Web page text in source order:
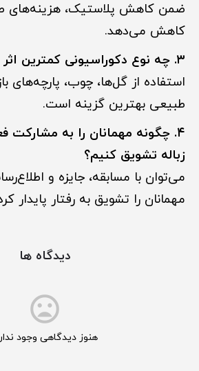
ضمن کاهش پلاستیک، هزینه‌های
کاهش می‌دهد.
۳. چه نوع دکوراسیونی کمترین اثر پلاستیکی دارد؟
استفاده از گل‌ها، چوب، پارچه‌های
طبیعی بهترین گزینه است.
۴. چگونه مهمانان را به مشارکت
زباله تشویق کنیم؟
می‌توان با مسابقه، جایزه و
مهمانان را تشویق به رفتار پایدار
دیدگاه ها
هنوز دیدگاهی وجود